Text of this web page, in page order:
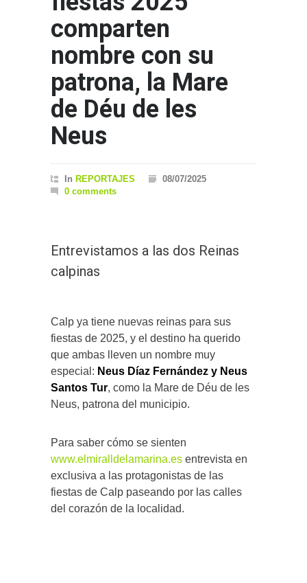
comparten
nombre con su
patrona, la Mare
de Déu de les
Neus
In REPORTAJES
08/07/2025
0 comments
Entrevistamos a las dos Reinas
calpinas
Calp ya tiene nuevas reinas para sus
fiestas de 2025, y el destino ha querido
que ambas lleven un nombre muy
especial: Neus Díaz Fernández y Neus
Santos Tur, como la Mare de Déu de les
Neus, patrona del municipio.
Para saber cómo se sienten
www.elmiralldelamarina.es entrevista en
exclusiva a las protagonistas de las
fiestas de Calp paseando por las calles
del corazón de la localidad.